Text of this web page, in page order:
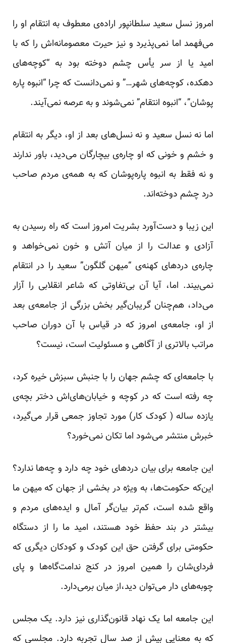
امروز نسل سعید سلطانپور اراده‌ی معطوف به انتقام او را
می‌فهمد اما نمی‌پذیرد و نیز حیرت معصومانه‌اش را که با
امید یا از سر یأس چشم دوخته بود به “کوچه‌های
دهکده، کوچه‌های شهر…” و نمی‌دانست که چرا “انبوه پاره
پوشان”، “انبوه انتقام” نمی‌شوند و به عرصه نمی‌آیند.
اما نه نسل سعید و نه نسل‌های بعد از او، دیگر به انتقام
و خشم و خونی که او چاره‌ی بیچارگان می‌دید، باور ندارند
و نه فقط به انبوه پاره‌پوشان که به همه‌ی مردم صاحب
درد چشم دوخته‌اند.
این زیبا و دست‌آورد بشریت امروز است که راه رسیدن به
آزادی و عدالت را از میان آتش و خون نمی‌خواهد و
چاره‌ی دردهای کهنه‌ی “میهن گلگون” سعید را در انتقام
نمی‌بیند. اما، آیا آن بی‌تفاوتی که شاعر انقلابی را آزار
می‌داد، هم‌چنان گریبان‌گیر بخش بزرگی از جامعه‌ی بعد
از او، جامعه‌ی امروز که در قیاس با آن دوران صاحب
مراتب بالاتری از آگاهی و مسئولیت است، نیست؟
با جامعه‌ای که چشم جهان را با جنبش سبزش خیره کرد،
چه رفته است که در کوچه و خیابان‌های‌اش دختر بچه‌ی
‌یازده ساله ( کودک کار) مورد تجاوز جمعی قرار می‌گیرد،
خبرش منتشر می‌شود اما تکان نمی‌خورد؟
این جامعه برای بیان دردهای خود چه دارد و چه‌ها ندارد؟
این‌که حکومت‌ها، به ویژه در بخشی از جهان که میهن ما
واقع شده است، کم‌تر بیان‌گر آمال و ایده‌های مردم و
بیشتر در بند حفظ خود هستند، امید ما را از دستگاه
حکومتی برای گرفتن حق این کودک و کودکان دیگری که
فردای‌شان را همین امروز در کنج ندامت‌گاه‌ها و پای
چوبه‌های دار می‌توان دید،از میان برمی‌دارد.
این جامعه اما یک نهاد قانون‌گذاری نیز دارد. یک مجلس
که به معنایی بیش از صد سال تجربه دارد. مجلسی که